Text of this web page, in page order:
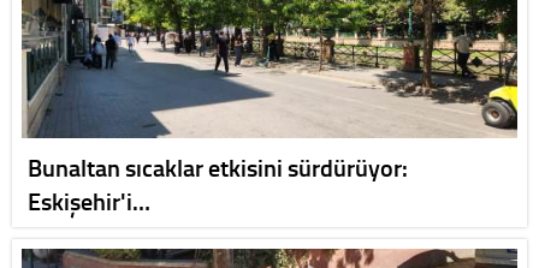
Bunaltan sıcaklar etkisini sürdürüyor:
Eskişehir'i…